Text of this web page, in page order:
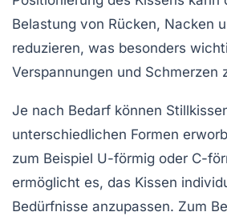
Belastung von Rücken, Nacken
reduzieren, was besonders
Verspannungen und Schmerzen
Je nach Bedarf können
unterschiedlichen Formen
zum Beispiel U-förmig oder C-
ermöglicht es, das Kissen
Bedürfnisse anzupassen. Zum